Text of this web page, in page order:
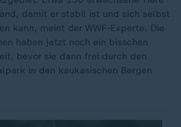
damit er stabil ist und sich selbst
kann, meint der WWF-Experte. Die
haben jetzt noch ein bisschen
bevor sie dann frei durch den
in den kaukasischen Bergen